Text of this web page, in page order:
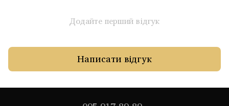
Додайте перший відгук
Написати відгук